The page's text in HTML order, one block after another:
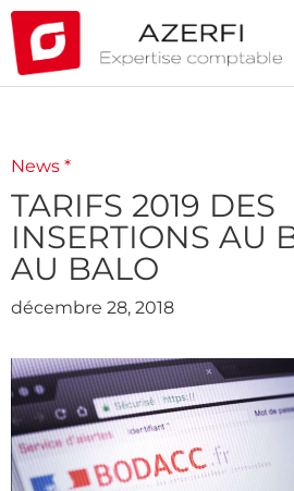
News *
TARIFS 2019 DES
INSERTIONS AU
AU BALO
décembre 28, 2018